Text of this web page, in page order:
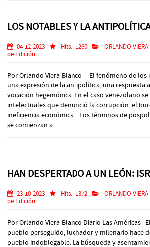
LOS NOTABLES Y LA
04-12-2023 Hits: 1260 ORLANDO VIERA
de Edición
Por Orlando Viera-Blanco El fenómeno de los
una expresión de la antipolítica, una respuesta
vocación hegemónica. En el caso venezolano
intelectuales que denunció la corrupción, el
ineficiencia económica... Los términos de
se comienzan a ...
HAN DESPERTADO A UN LEÓN:
23-10-2023 Hits: 1372 ORLANDO VIERA
de Edición
Por Orlando Viera-Blanco Diario Las Américas
pueblo perseguido, luchador y milenario hace
pueblo indoblegable. La búsqueda y